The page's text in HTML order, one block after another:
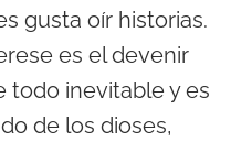
gusta oír historias.
es el devenir
todo inevitable y es
de los dioses,